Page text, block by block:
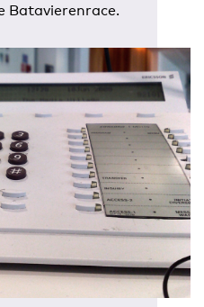
Batavierenrace.